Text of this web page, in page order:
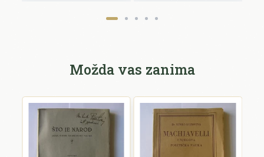
Možda vas zanima